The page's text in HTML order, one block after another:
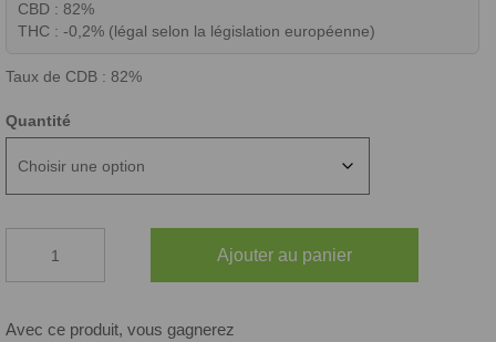
CBD : 82%
THC : -0,2% (légal selon la législation européenne)
Taux de CDB : 82%
Quantité
ICEROCK
Ajouter au panier
Avec ce produit, vous gagnerez